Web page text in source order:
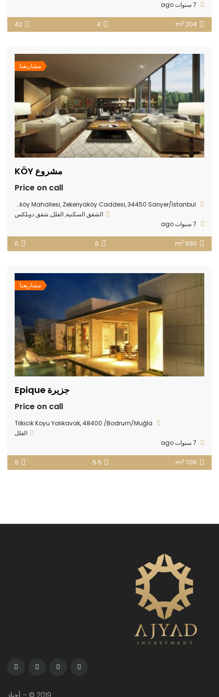
204 m
2
4
42
مشاريعنا
مشروع KÖY
Price on call
Zekeriyaköy Mahallesi, Zekeriyaköy Caddesi, 34450 Sarıyer/İstanbul
الشقق السكنية,الفلل, شقق دوبلكس
690 m
2
6
6
مشاريعنا
جزيرة Epique
Price on call
Tilkicik Koyu Yalıkavak, 48400 /Bodrum/Muğla
الفلل
706 m
2
5.5
5